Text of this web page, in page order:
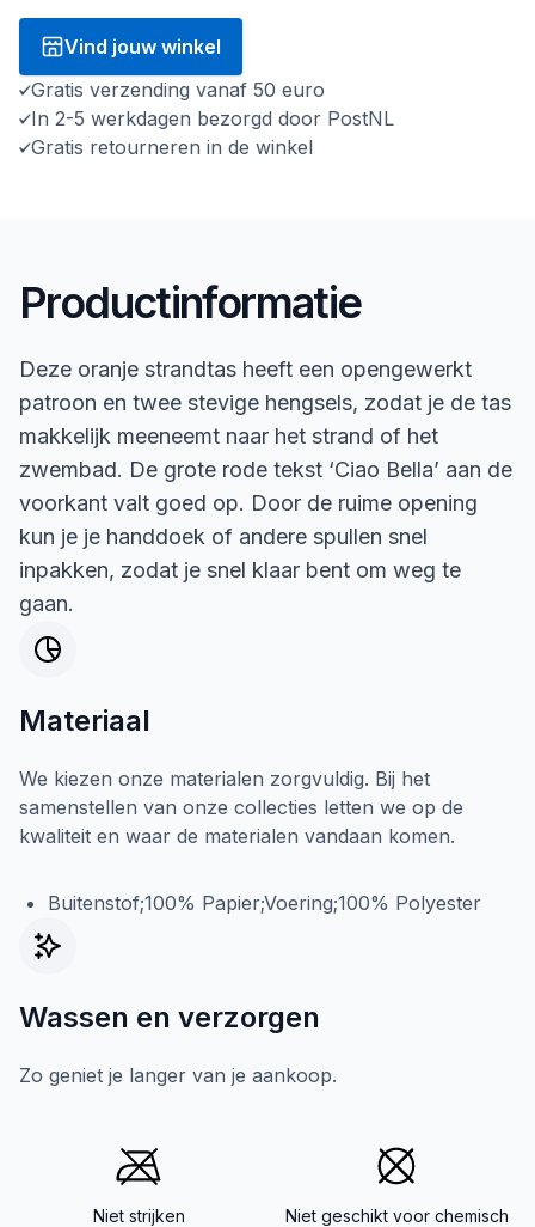
Vind jouw winkel
Gratis verzending vanaf 50 euro
In 2-5 werkdagen bezorgd door PostNL
Gratis retourneren in de winkel
Productinformatie
Deze oranje strandtas heeft een opengewerkt
patroon en twee stevige hengsels, zodat je de tas
makkelijk meeneemt naar het strand of het
zwembad. De grote rode tekst ‘Ciao Bella’ aan de
voorkant valt goed op. Door de ruime opening
kun je je handdoek of andere spullen snel
inpakken, zodat je snel klaar bent om weg te
gaan.
Materiaal
We kiezen onze materialen zorgvuldig. Bij het
samenstellen van onze collecties letten we op de
kwaliteit en waar de materialen vandaan komen.
Buitenstof;100% Papier;Voering;100% Polyester
Wassen en verzorgen
Zo geniet je langer van je aankoop.
Niet strijken
Niet geschikt voor chemisch